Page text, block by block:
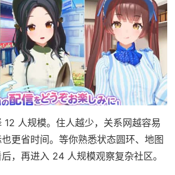
12 人规模。住人越少，关系网越容易
更省时间。等你熟悉状态圆环、地图
，再进入 24 人规模观察复杂社区。